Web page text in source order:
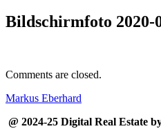
Bildschirmfoto 2020-
Comments are closed.
Markus Eberhard
@ 2024-25 Digital Real Estate